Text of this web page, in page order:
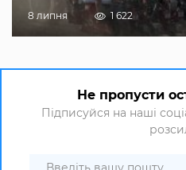
8 липня 1 622
Не пропусти
Підписуйся на наші